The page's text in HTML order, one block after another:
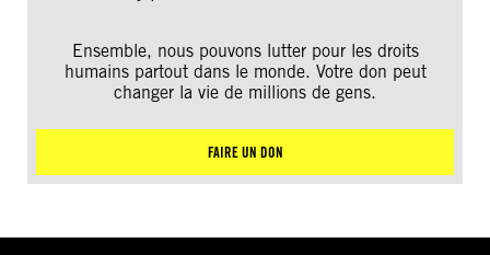
Ensemble, nous pouvons lutter pour les droits
humains partout dans le monde. Votre don peut
changer la vie de millions de gens.
FAIRE UN DON